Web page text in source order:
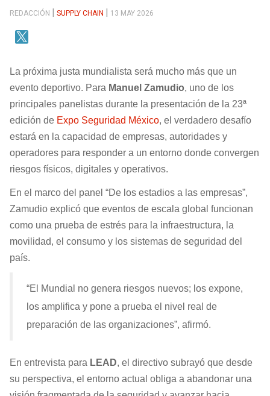
REDACCIÓN SUPPLY CHAIN 13 MAY 2026
La próxima justa mundialista será mucho más que un
evento deportivo. Para Manuel Zamudio, uno de los
principales panelistas durante la presentación de la 23ª
edición de Expo Seguridad México, el verdadero desafío
estará en la capacidad de empresas, autoridades y
operadores para responder a un entorno donde convergen
riesgos físicos, digitales y operativos.
En el marco del panel “De los estadios a las empresas”,
Zamudio explicó que eventos de escala global funcionan
como una prueba de estrés para la infraestructura, la
movilidad, el consumo y los sistemas de seguridad del
país.
“El Mundial no genera riesgos nuevos; los expone,
los amplifica y pone a prueba el nivel real de
preparación de las organizaciones”, afirmó.
En entrevista para LEAD, el directivo subrayó que desde
su perspectiva, el entorno actual obliga a abandonar una